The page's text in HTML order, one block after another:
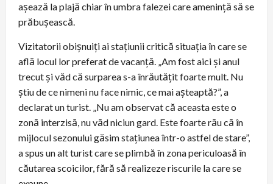
așează la plajă chiar în umbra falezei care amenință să se
prăbușească.
Vizitatorii obișnuiți ai stațiunii critică situația în care se
află locul lor preferat de vacanță. „Am fost aici și anul
trecut și văd că surparea s-a înrăutățit foarte mult. Nu
știu de ce nimeni nu face nimic, ce mai așteaptă?”, a
declarat un turist. „Nu am observat că aceasta este o
zonă interzisă, nu văd niciun gard. Este foarte rău că în
mijlocul sezonului găsim stațiunea într-o astfel de stare”,
a spus un alt turist care se plimbă în zona periculoasă în
căutarea scoicilor, fără să realizeze riscurile la care se